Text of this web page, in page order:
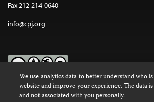
Fax 212-214-0640
info@cpj.org
Except where noted, text on this website is
Commons Attribution-NonCommercial-
We use analytics data to better understand who
website and improve your experience. The data
and not associated with you personally.